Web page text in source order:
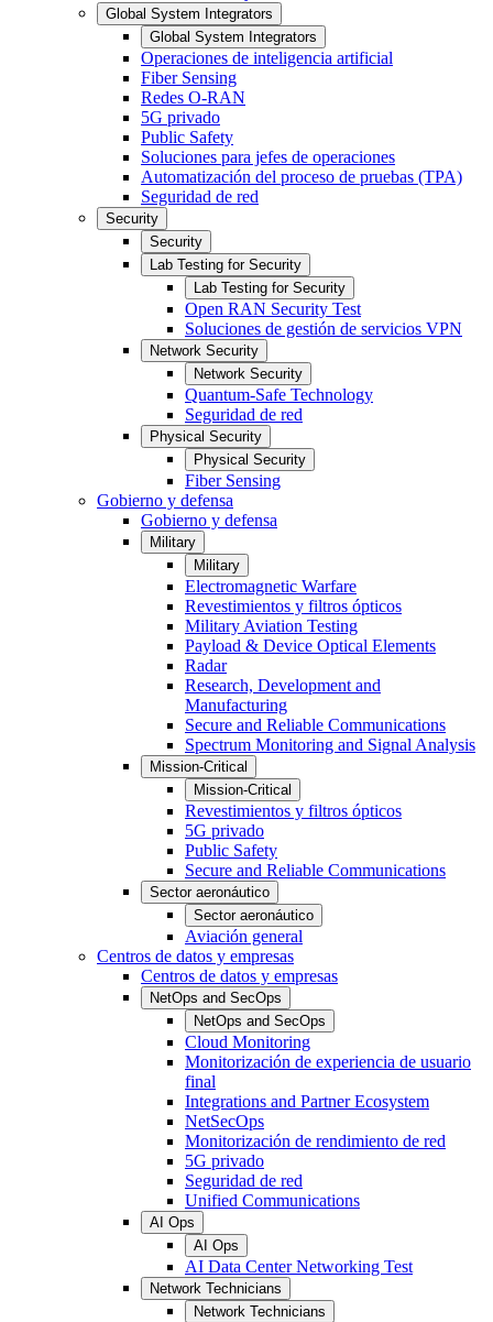
Global System Integrators
Global System Integrators
Operaciones de inteligencia artificial
Fiber Sensing
Redes O-RAN
5G privado
Public Safety
Soluciones para jefes de operaciones
Automatización del proceso de pruebas (TPA)
Seguridad de red
Security
Security
Lab Testing for Security
Lab Testing for Security
Open RAN Security Test
Soluciones de gestión de servicios VPN
Network Security
Network Security
Quantum-Safe Technology
Seguridad de red
Physical Security
Physical Security
Fiber Sensing
Gobierno y defensa
Gobierno y defensa
Military
Military
Electromagnetic Warfare
Revestimientos y filtros ópticos
Military Aviation Testing
Payload & Device Optical Elements
Radar
Research, Development and
Manufacturing
Secure and Reliable Communications
Spectrum Monitoring and Signal Analysis
Mission-Critical
Mission-Critical
Revestimientos y filtros ópticos
5G privado
Public Safety
Secure and Reliable Communications
Sector aeronáutico
Sector aeronáutico
Aviación general
Centros de datos y empresas
Centros de datos y empresas
NetOps and SecOps
NetOps and SecOps
Cloud Monitoring
Monitorización de experiencia de usuario
final
Integrations and Partner Ecosystem
NetSecOps
Monitorización de rendimiento de red
5G privado
Seguridad de red
Unified Communications
AI Ops
AI Ops
AI Data Center Networking Test
Network Technicians
Network Technicians